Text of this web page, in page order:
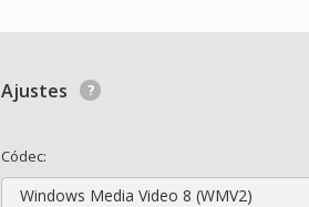
Ajustes
Códec:
Windows Media Video 8 (WMV2)